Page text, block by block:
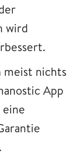
wird
meist nichts
App